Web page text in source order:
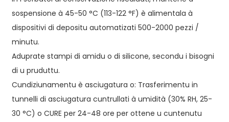
sospensione à 45-50 °C (113-122 °F) è alimentala à
dispositivi di depositu automatizati 500-2000 pezzi /
minutu.
Aduprate stampi di amidu o di silicone, secondu i bisogni
di u pruduttu.
Cundiziunamentu è asciugatura o: Trasferimentu in
tunnelli di asciugatura cuntrullati à umidità (30% RH, 25-
30 °C) o CURE per 24-48 ore per ottene u cuntenutu